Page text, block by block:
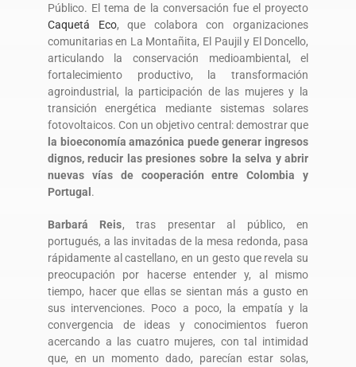
Público. El tema de la conversación fue el proyecto
Caquetá Eco, que colabora con organizaciones
comunitarias en La Montañita, El Paujil y El Doncello,
articulando la conservación medioambiental, el
fortalecimiento productivo, la transformación
agroindustrial, la participación de las mujeres y la
transición energética mediante sistemas solares
fotovoltaicos. Con un objetivo central: demostrar que
la bioeconomía amazónica puede generar ingresos
dignos, reducir las presiones sobre la selva y abrir
nuevas vías de cooperación entre Colombia y
Portugal .
Barbará Reis, tras presentar al público, en
portugués, a las invitadas de la mesa redonda, pasa
rápidamente al castellano, en un gesto que revela su
preocupación por hacerse entender y, al mismo
tiempo, hacer que ellas se sientan más a gusto en
sus intervenciones. Poco a poco, la empatía y la
convergencia de ideas y conocimientos fueron
acercando a las cuatro mujeres, con tal intimidad
que, en un momento dado, parecían estar solas,